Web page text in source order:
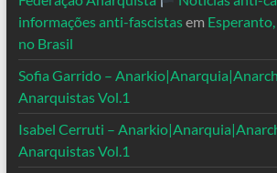
informações anti-fascistasem
no Brasil
Sofia Garrido –
Anarquistas Vol.1
Isabel Cerruti –
Anarquistas Vol.1